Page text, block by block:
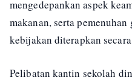
mengedepankan aspek
makanan, serta
kebijakan diterapkan
Pelibatan kantin sekolah